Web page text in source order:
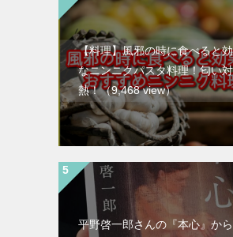
【料理】風邪の時に食べると
なニンニクパスタ料理！匂い
熱！（9,468 view）
平野啓一郎さんの『本心』から